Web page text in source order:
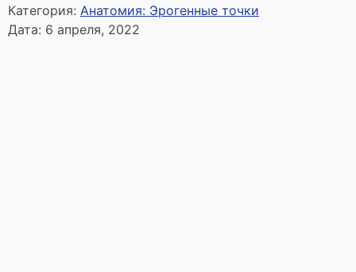
Категория: Анатомия: Эрогенные точки
Дата: 6 апреля, 2022